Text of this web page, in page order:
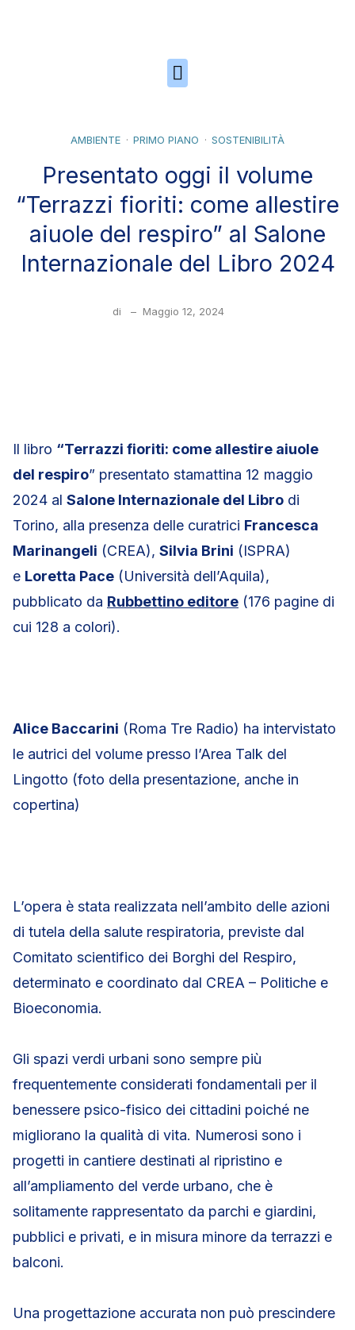
AMBIENTE PRIMO PIANO SOSTENIBILITÀ
Presentato oggi il volume
“Terrazzi fioriti: come allestire
aiuole del respiro” al Salone
Internazionale del Libro 2024
di – Maggio 12, 2024
Il libro “Terrazzi fioriti: come allestire aiuole
del respiro” presentato stamattina 12 maggio
2024 al Salone Internazionale del Libro di
Torino, alla presenza delle curatrici Francesca
Marinangeli (CREA), Silvia Brini (ISPRA)
e Loretta Pace (Università dell’Aquila),
pubblicato da Rubbettino editore (176 pagine di
cui 128 a colori).
Alice Baccarini (Roma Tre Radio) ha intervistato
le autrici del volume presso l’Area Talk del
Lingotto (foto della presentazione, anche in
copertina)
L’opera è stata realizzata nell’ambito delle azioni
di tutela della salute respiratoria, previste dal
Comitato scientifico dei Borghi del Respiro,
determinato e coordinato dal CREA – Politiche e
Bioeconomia.
Gli spazi verdi urbani sono sempre più
frequentemente considerati fondamentali per il
benessere psico-fisico dei cittadini poiché ne
migliorano la qualità di vita. Numerosi sono i
progetti in cantiere destinati al ripristino e
all’ampliamento del verde urbano, che è
solitamente rappresentato da parchi e giardini,
pubblici e privati, e in misura minore da terrazzi e
balconi.
Una progettazione accurata non può prescindere